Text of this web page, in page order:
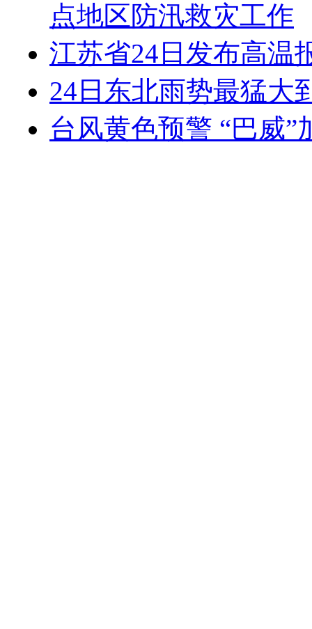
点地区防汛救灾工作
江苏省24日发布高温
24日东北雨势最猛大
台风黄色预警 “巴威